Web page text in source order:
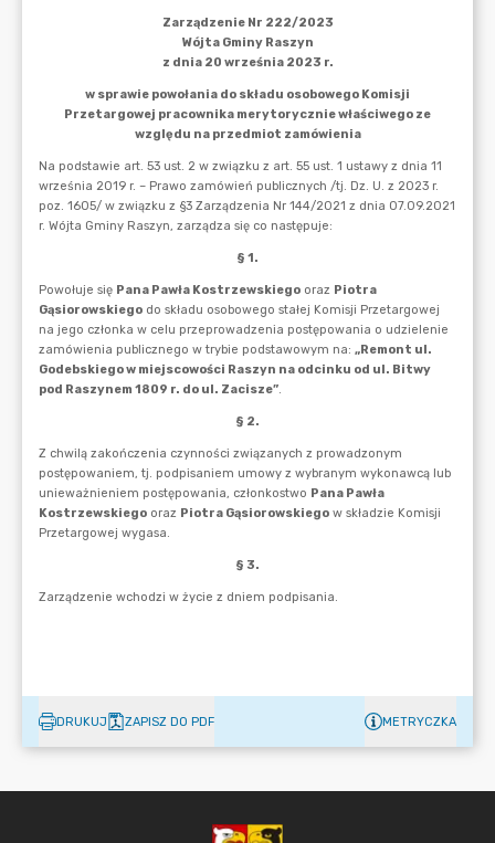
DRUKUJ ZAPISZ DO PDF METRYCZKA